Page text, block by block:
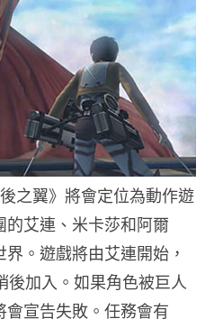
之翼》將會定位為動作遊
艾連、米卡莎和阿爾
。遊戲將由艾連開始，
後加入。如果角色被巨人
宣告失敗。任務會有